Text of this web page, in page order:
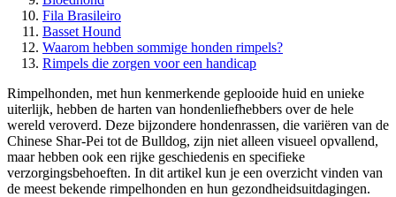
Fila Brasileiro
Basset Hound
Waarom hebben sommige honden rimpels?
Rimpels die zorgen voor een handicap
Rimpelhonden, met hun kenmerkende geplooide huid en unieke
uiterlijk, hebben de harten van hondenliefhebbers over de hele
wereld veroverd. Deze bijzondere hondenrassen, die variëren van de
Chinese Shar-Pei tot de Bulldog, zijn niet alleen visueel opvallend,
maar hebben ook een rijke geschiedenis en specifieke
verzorgingsbehoeften. In dit artikel kun je een overzicht vinden van
de meest bekende rimpelhonden en hun gezondheidsuitdagingen.